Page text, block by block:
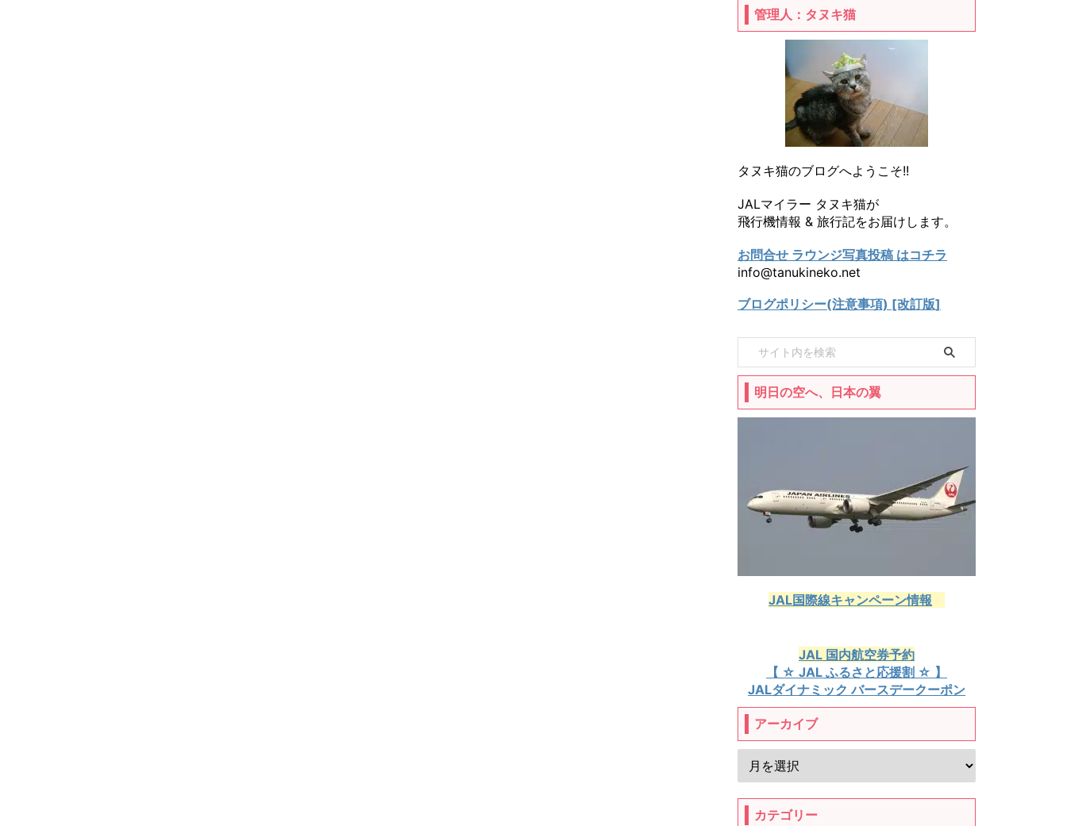
管理人：タヌキ猫
タヌキ猫のブログへようこそ!!
JALマイラー タヌキ猫が
飛行機情報 & 旅行記をお届けします。
お問合せ ラウンジ写真投稿 はコチラ
info@tanukineko.net
ブログポリシー(注意事項) [改訂版]
明日の空へ、日本の翼
JAL国際線キャンペーン情報
JAL 国内航空券予約
【 ☆ JAL ふるさと応援割 ☆ 】
JALダイナミック バースデークーポン
アーカイブ
カテゴリー